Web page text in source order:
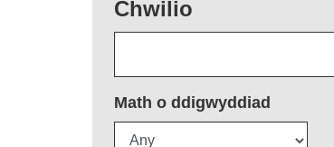
Chwilio
Math o ddigwyddiad